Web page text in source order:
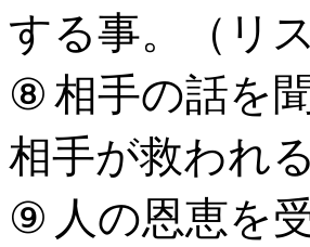
する事。（リ
⑧ 相手の話を
相手が救われる
⑨ 人の恩恵を